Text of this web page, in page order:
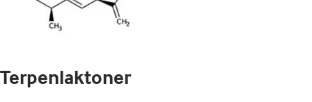
Terpenlaktoner